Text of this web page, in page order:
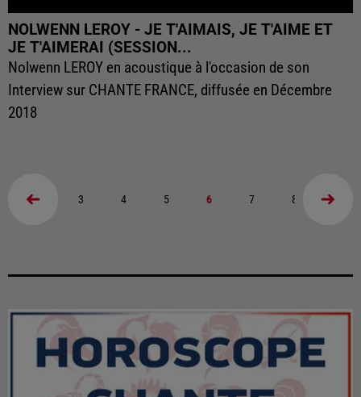
NOLWENN LEROY - JE T'AIMAIS, JE T'AIME ET
JE T'AIMERAI (SESSION...
Nolwenn LEROY en acoustique à l'occasion de son
Interview sur CHANTE FRANCE, diffusée en Décembre
2018
3 4 5 6 7 8